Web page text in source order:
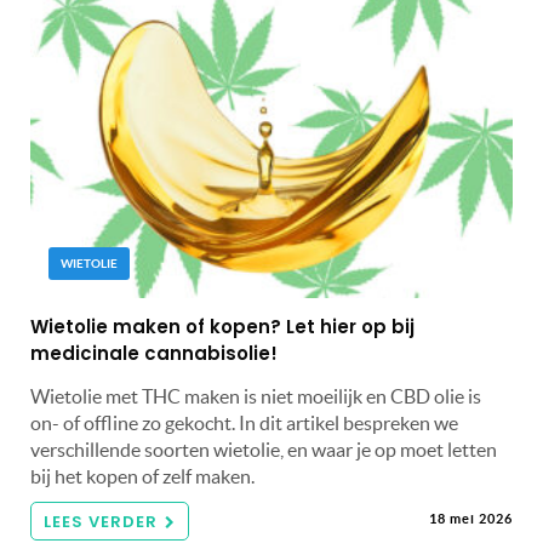
WIETOLIE
Wietolie maken of kopen? Let hier op bij
medicinale cannabisolie!
Wietolie met THC maken is niet moeilijk en CBD olie is
on- of offline zo gekocht. In dit artikel bespreken we
verschillende soorten wietolie, en waar je op moet letten
bij het kopen of zelf maken.
LEES VERDER 18 mei 2026